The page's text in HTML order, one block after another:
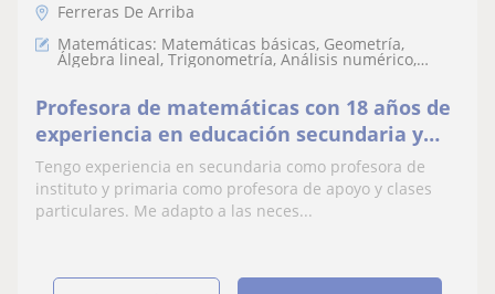
Ferreras De Arriba
Matemáticas: Matemáticas básicas, Geometría,
Álgebra lineal, Trigonometría, Análisis numérico,
Matemáticas discretas
Profesora de matemáticas con 18 años de
experiencia en educación secundaria y
bachillerato
Tengo experiencia en secundaria como profesora de
instituto y primaria como profesora de apoyo y clases
particulares. Me adapto a las neces...